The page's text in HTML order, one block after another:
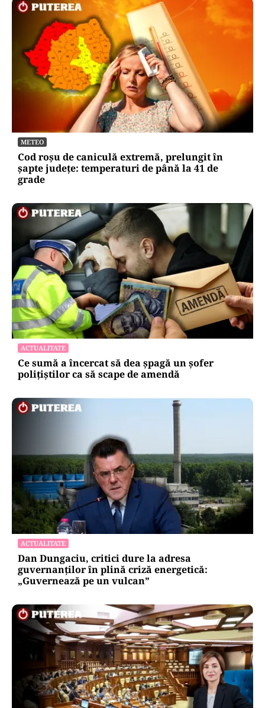
METEO
Cod roșu de caniculă extremă, prelungit în
șapte județe: temperaturi de până la 41 de
grade
ACTUALITATE
Ce sumă a încercat să dea șpagă un șofer
polițiștilor ca să scape de amendă
ACTUALITATE
Dan Dungaciu, critici dure la adresa
guvernanților în plină criză energetică:
„Guvernează pe un vulcan”